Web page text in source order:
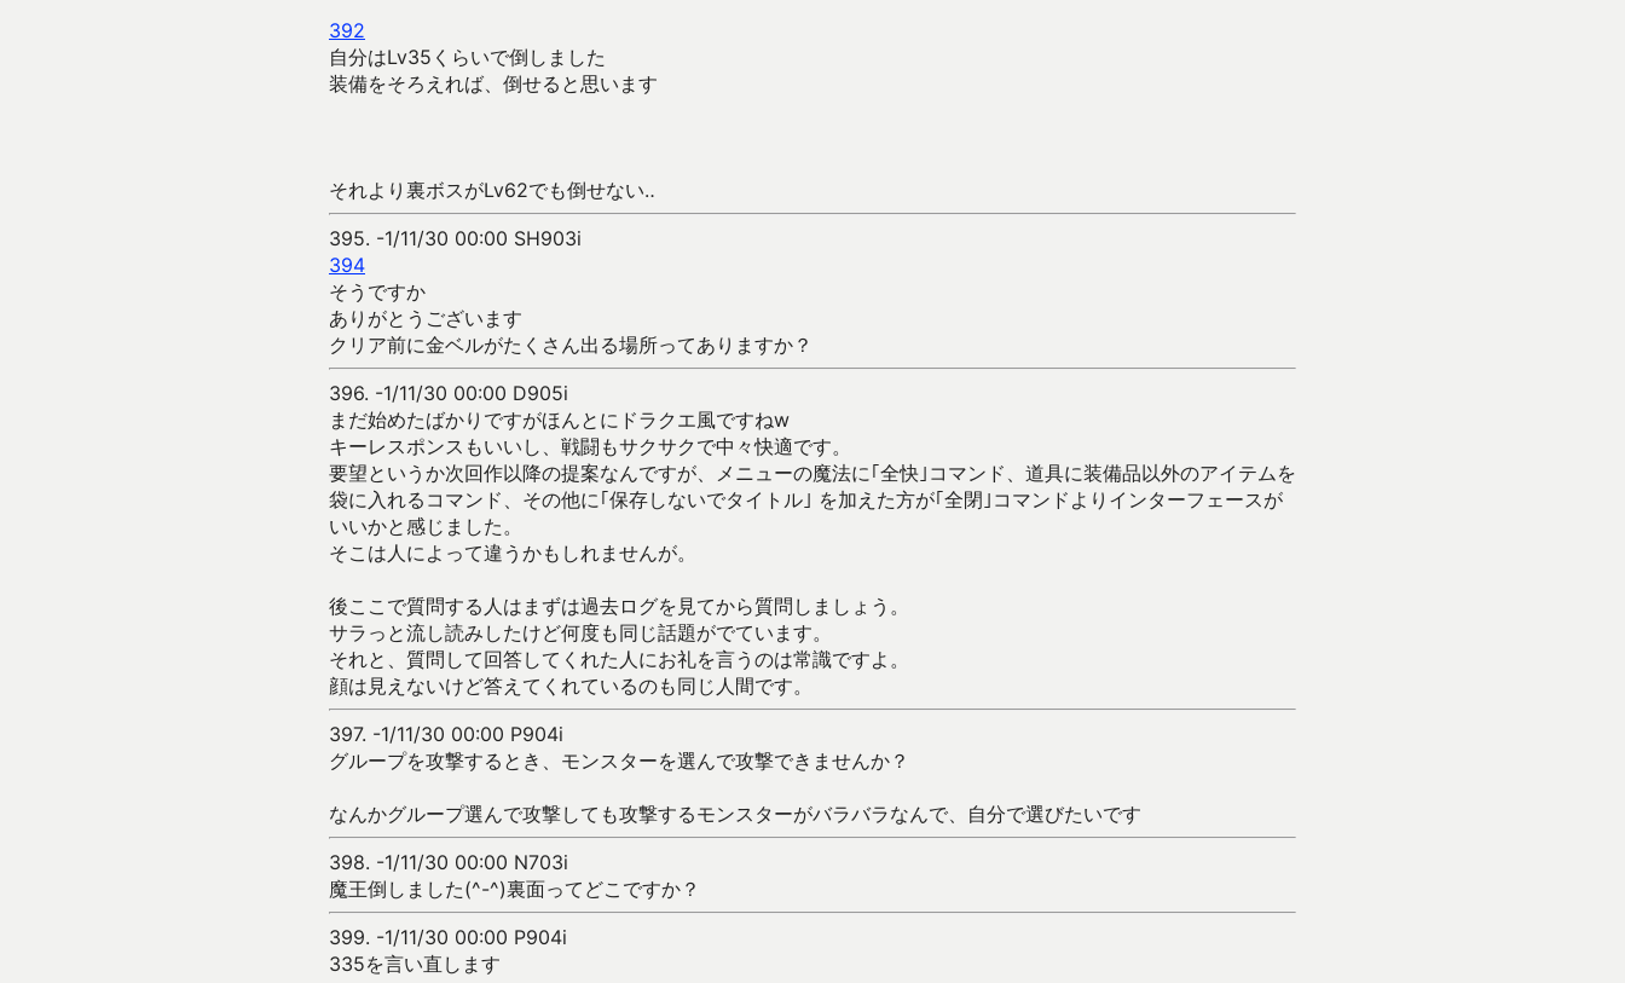
392
自分はLv35くらいで倒しました
装備をそろえれば、倒せると思います
それより裏ボスがLv62でも倒せない‥
395. -1/11/30 00:00 SH903i
394
そうですか
ありがとうございます
クリア前に金ベルがたくさん出る場所ってありますか？
396. -1/11/30 00:00 D905i
まだ始めたばかりですがほんとにドラクエ風ですねw
キーレスポンスもいいし、戦闘もサクサクで中々快適です。
要望というか次回作以降の提案なんですが、メニューの魔法に｢全快｣コマンド、道具に装備品以外のアイテムを
袋に入れるコマンド、その他に｢保存しないでタイトル｣ を加えた方が｢全閉｣コマンドよりインターフェースが
いいかと感じました。
そこは人によって違うかもしれませんが。
後ここで質問する人はまずは過去ログを見てから質問しましょう。
サラっと流し読みしたけど何度も同じ話題がでています。
それと、質問して回答してくれた人にお礼を言うのは常識ですよ。
顔は見えないけど答えてくれているのも同じ人間です。
397. -1/11/30 00:00 P904i
グループを攻撃するとき、モンスターを選んで攻撃できませんか？
なんかグループ選んで攻撃しても攻撃するモンスターがバラバラなんで、自分で選びたいです
398. -1/11/30 00:00 N703i
魔王倒しました(^-^)裏面ってどこですか？
399. -1/11/30 00:00 P904i
335を言い直します